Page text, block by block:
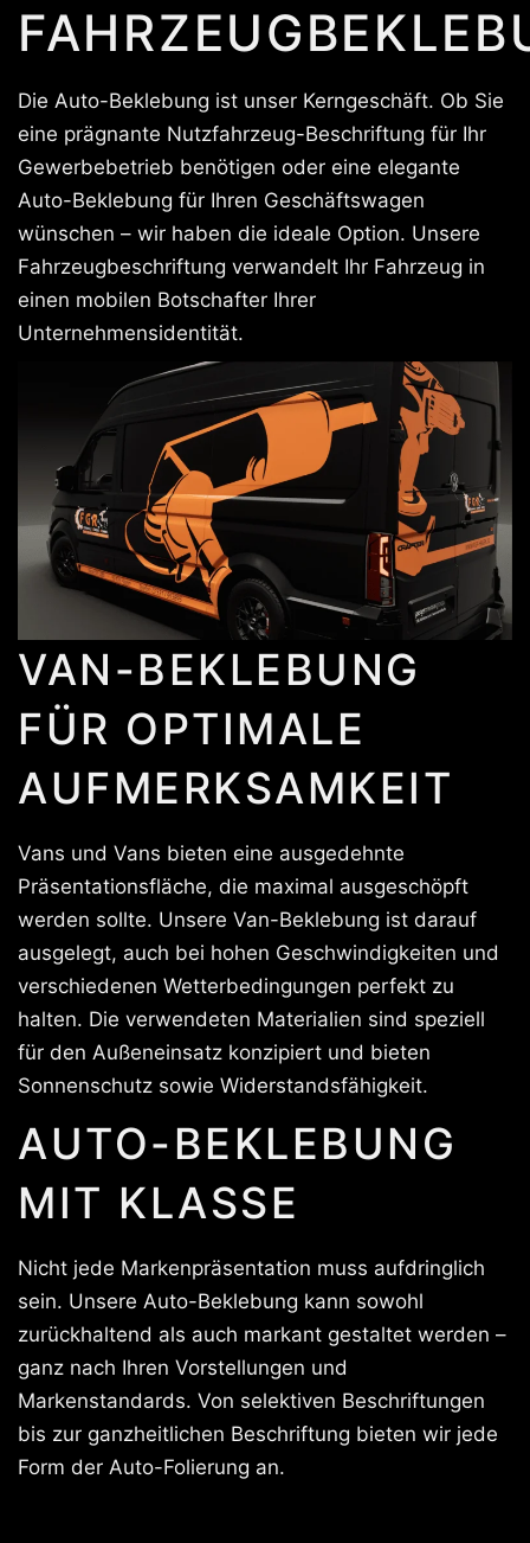
Die Auto-Beklebung ist unser Kerngeschäft. Ob Sie
eine prägnante Nutzfahrzeug-Beschriftung für Ihr
Gewerbebetrieb benötigen oder eine elegante
Auto-Beklebung für Ihren Geschäftswagen
wünschen – wir haben die ideale Option. Unsere
Fahrzeugbeschriftung verwandelt Ihr Fahrzeug in
einen mobilen Botschafter Ihrer
Unternehmensidentität.
VAN-BEKLEBUNG
FÜR OPTIMALE
AUFMERKSAMKEIT
Vans und Vans bieten eine ausgedehnte
Präsentationsfläche, die maximal ausgeschöpft
werden sollte. Unsere Van-Beklebung ist darauf
ausgelegt, auch bei hohen Geschwindigkeiten und
verschiedenen Wetterbedingungen perfekt zu
halten. Die verwendeten Materialien sind speziell
für den Außeneinsatz konzipiert und bieten
Sonnenschutz sowie Widerstandsfähigkeit.
AUTO-BEKLEBUNG
MIT KLASSE
Nicht jede Markenpräsentation muss aufdringlich
sein. Unsere Auto-Beklebung kann sowohl
zurückhaltend als auch markant gestaltet werden –
ganz nach Ihren Vorstellungen und
Markenstandards. Von selektiven Beschriftungen
bis zur ganzheitlichen Beschriftung bieten wir jede
Form der Auto-Folierung an.